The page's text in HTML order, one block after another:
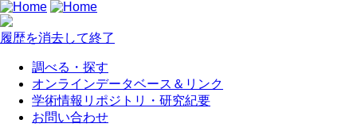
履歴を消去して終了
調べる・探す
オンラインデータベース＆リンク
学術情報リポジトリ・研究紀要
お問い合わせ